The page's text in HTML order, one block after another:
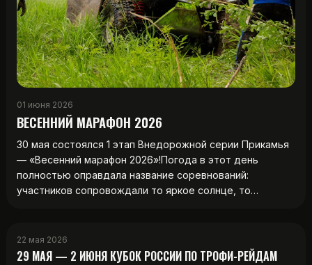
01 июня 2026
ВЕСЕННИЙ МАРАФОН 2026
30 мая состоялся 1 этап Внедорожной серии Прикамья
— «Весенний марафон 2026»!Погода в этот день
полностью оправдала название соревнований:
участников сопровождали то яркое солнце, то…
22 мая 2026
29 МАЯ — 2 ИЮНЯ КУБОК РОССИИ ПО ТРОФИ-РЕЙДАМ